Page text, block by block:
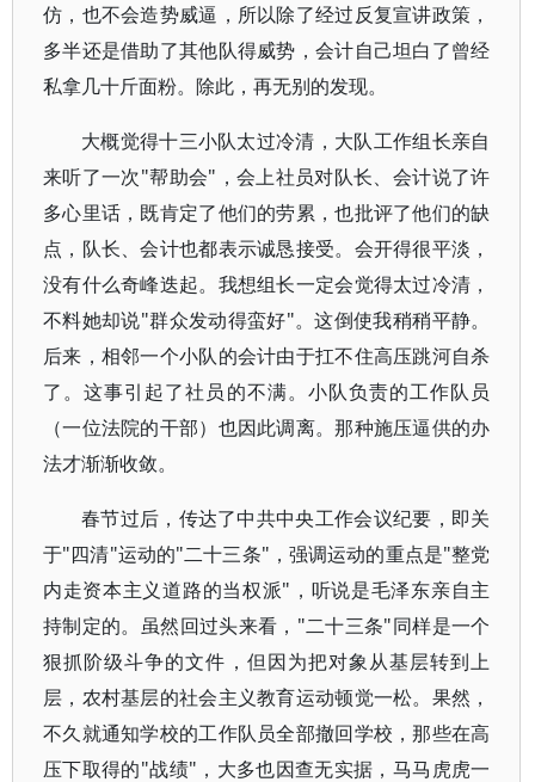
仿，也不会造势威逼，所以除了经过反复宣讲政策，
多半还是借助了其他队得威势，会计自己坦白了曾经
私拿几十斤面粉。除此，再无别的发现。
大概觉得十三小队太过冷清，大队工作组长亲自
来听了一次"帮助会"，会上社员对队长、会计说了许
多心里话，既肯定了他们的劳累，也批评了他们的缺
点，队长、会计也都表示诚恳接受。会开得很平淡，
没有什么奇峰迭起。我想组长一定会觉得太过冷清，
不料她却说"群众发动得蛮好"。这倒使我稍稍平静。
后来，相邻一个小队的会计由于扛不住高压跳河自杀
了。这事引起了社员的不满。小队负责的工作队员
（一位法院的干部）也因此调离。那种施压逼供的办
法才渐渐收敛。
春节过后，传达了中共中央工作会议纪要，即关
于"四清"运动的"二十三条"，强调运动的重点是"整党
内走资本主义道路的当权派"，听说是毛泽东亲自主
持制定的。虽然回过头来看，"二十三条"同样是一个
狠抓阶级斗争的文件，但因为把对象从基层转到上
层，农村基层的社会主义教育运动顿觉一松。果然，
不久就通知学校的工作队员全部撤回学校，那些在高
压下取得的"战绩"，大多也因查无实据，马马虎虎一